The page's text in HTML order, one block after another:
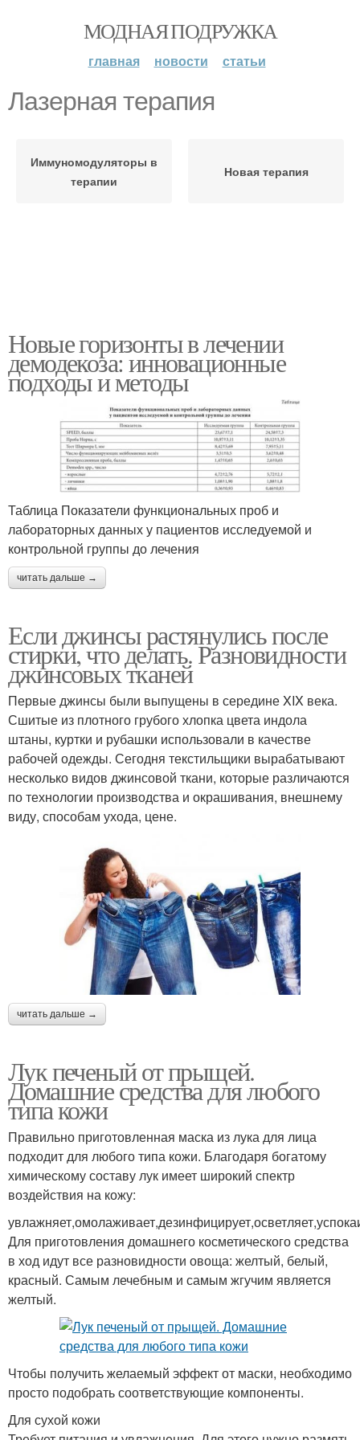
МОДНАЯ ПОДРУЖКА
главная новости статьи
Лазерная терапия
Иммуномодуляторы в
терапии
Новая терапия
Новые горизонты в лечении
демодекоза: инновационные
подходы и методы
Таблица Показатели функциональных проб и
лабораторных данных у пациентов исследуемой и
контрольной группы до лечения
читать дальше →
Если джинсы растянулись после
стирки, что делать. Разновидности
джинсовых тканей
Первые джинсы были выпущены в середине XIX века.
Сшитые из плотного грубого хлопка цвета индола
штаны, куртки и рубашки использовали в качестве
рабочей одежды. Сегодня текстильщики вырабатывают
несколько видов джинсовой ткани, которые различаются
по технологии производства и окрашивания, внешнему
виду, способам ухода, цене.
читать дальше →
Лук печеный от прыщей.
Домашние средства для любого
типа кожи
Правильно приготовленная маска из лука для лица
подходит для любого типа кожи. Благодаря богатому
химическому составу лук имеет широкий спектр
воздействия на кожу:
Для приготовления домашнего косметического средства
в ход идут все разновидности овоща: желтый, белый,
красный. Самым лечебным и самым жгучим является
желтый.
Чтобы получить желаемый эффект от маски, необходимо
просто подобрать соответствующие компоненты.
Для сухой кожи